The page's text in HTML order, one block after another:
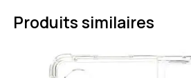
Produits similaires